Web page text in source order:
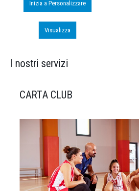
Inizia a Personalizzare
Visualizza
I nostri servizi
CARTA CLUB